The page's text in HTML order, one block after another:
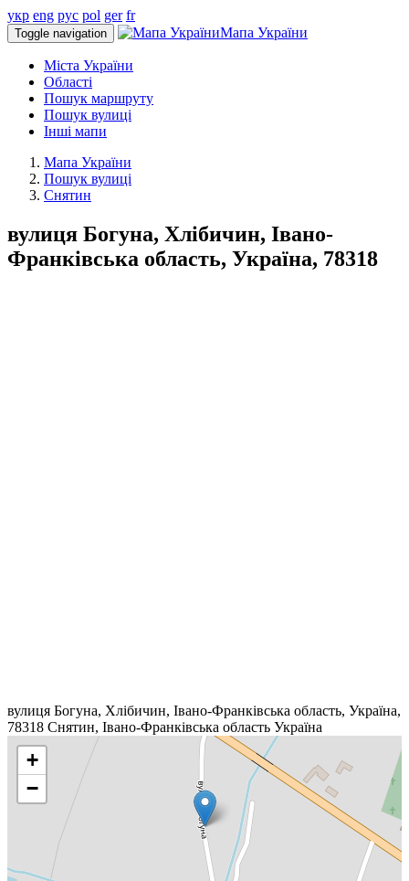
укр eng рус pol ger fr
Toggle navigation Мапа України
Міста України
Області
Пошук маршруту
Пошук вулиці
Інші мапи
Мапа України
Пошук вулиці
Снятин
вулиця Богуна, Хлібичин, Івано-
Франківська область, Україна, 78318
вулиця Богуна, Хлібичин, Івано-Франківська область, Україна,
78318 Снятин, Івано-Франківська область Україна
+
−